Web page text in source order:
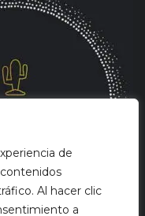
de
Al hacer clic
a